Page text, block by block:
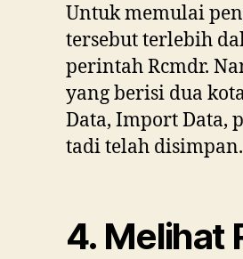
Untuk memulai
tersebut terlebih
perintah Rcmdr.
yang berisi dua
Data, Import Data,
tadi telah disimpan.
4. Melihat